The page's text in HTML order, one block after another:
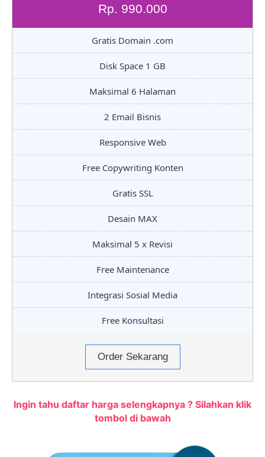
Rp. 990.000
Gratis Domain .com
Disk Space 1 GB
Maksimal 6 Halaman
2 Email Bisnis
Responsive Web
Free Copywriting Konten
Gratis SSL
Desain MAX
Maksimal 5 x Revisi
Free Maintenance
Integrasi Sosial Media
Free Konsultasi
Order Sekarang
Ingin tahu daftar harga selengkapnya ? Silahkan klik
tombol di bawah